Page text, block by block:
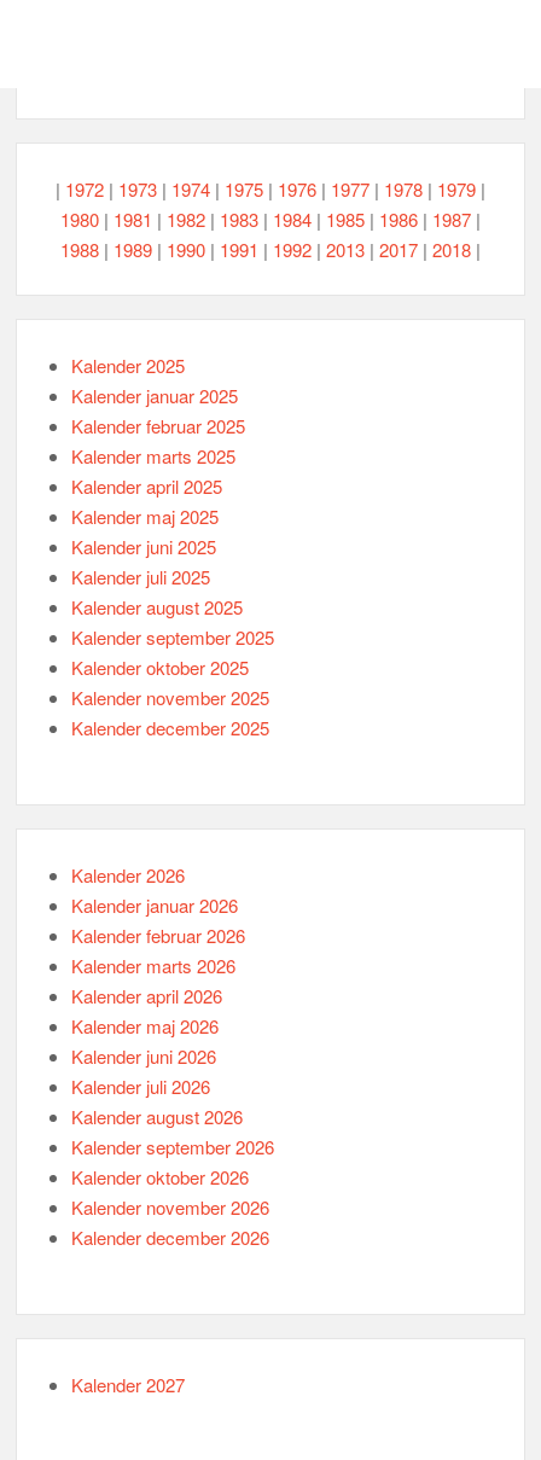
| 1972| 1973| 1974| 1975| 1976| 1977| 1978| 1979|
1980| 1981 | 1982| 1983| 1984| 1985| 1986| 1987|
1988| 1989| 1990| 1991 | 1992| 2013| 2017| 2018|
Kalender 2025
Kalender januar 2025
Kalender februar 2025
Kalender marts 2025
Kalender april 2025
Kalender maj 2025
Kalender juni 2025
Kalender juli 2025
Kalender august 2025
Kalender september 2025
Kalender oktober 2025
Kalender november 2025
Kalender december 2025
Kalender 2026
Kalender januar 2026
Kalender februar 2026
Kalender marts 2026
Kalender april 2026
Kalender maj 2026
Kalender juni 2026
Kalender juli 2026
Kalender august 2026
Kalender september 2026
Kalender oktober 2026
Kalender november 2026
Kalender december 2026
Kalender 2027